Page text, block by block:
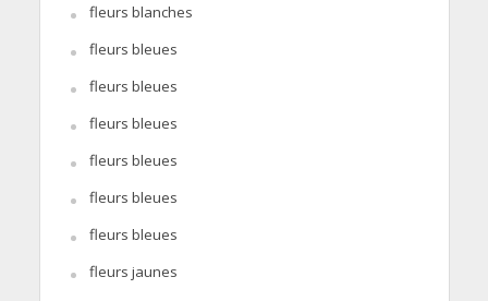
fleurs blanches
fleurs bleues
fleurs bleues
fleurs bleues
fleurs bleues
fleurs bleues
fleurs bleues
fleurs jaunes